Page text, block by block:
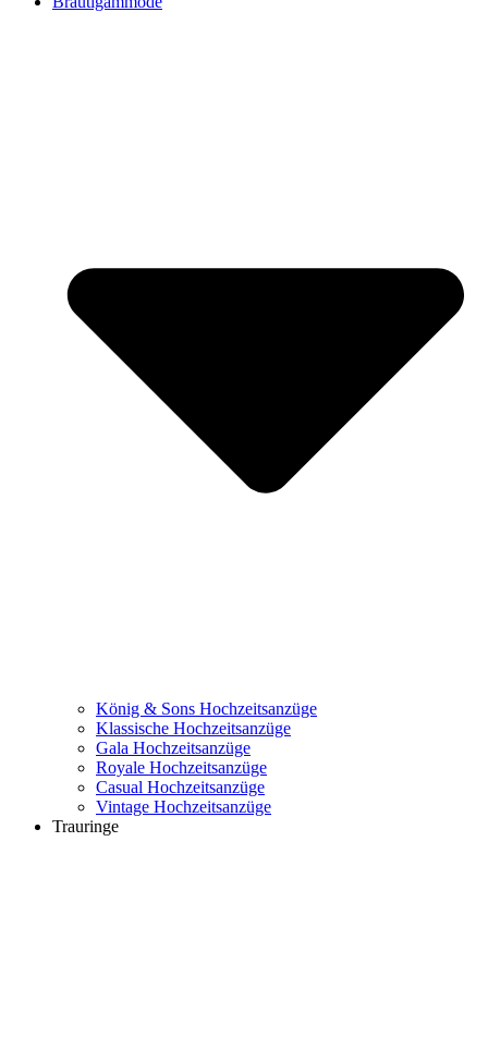
König & Sons Hochzeitsanzüge
Klassische Hochzeitsanzüge
Gala Hochzeitsanzüge
Royale Hochzeitsanzüge
Casual Hochzeitsanzüge
Vintage Hochzeitsanzüge
Trauringe